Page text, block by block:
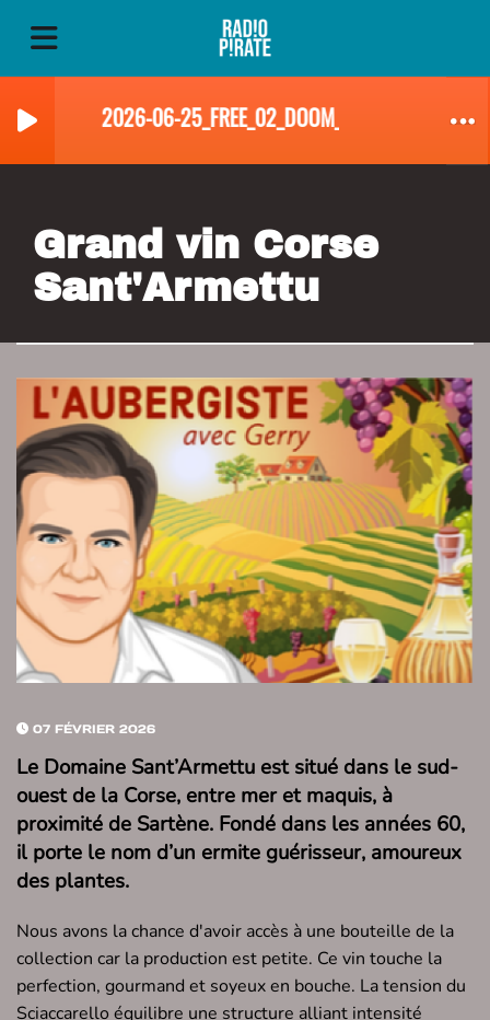
2026-06-25_FREE_02_DOOM_DUMAS
Grand vin Corse
Sant'Armettu
07 FÉVRIER 2026
Le Domaine Sant’Armettu est situé dans le sud-
ouest de la Corse, entre mer et maquis, à
proximité de Sartène. Fondé dans les années 60,
il porte le nom d’un ermite guérisseur, amoureux
des plantes.
Nous avons la chance d'avoir accès à une bouteille de la
collection car la production est petite. Ce vin touche la
perfection, gourmand et soyeux en bouche. La tension du
Sciaccarello équilibre une structure alliant intensité